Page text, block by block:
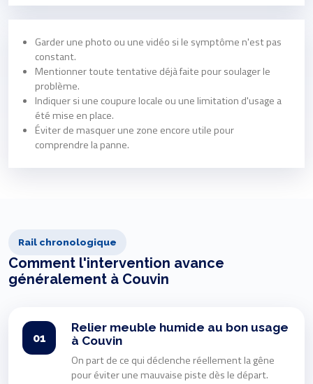
Garder une photo ou une vidéo si le symptôme n'est pas
constant.
Mentionner toute tentative déjà faite pour soulager le
problème.
Indiquer si une coupure locale ou une limitation d'usage a
été mise en place.
Éviter de masquer une zone encore utile pour
comprendre la panne.
Rail chronologique
Comment l'intervention avance
généralement à Couvin
01
Relier meuble humide au bon usage
à Couvin
On part de ce qui déclenche réellement la gêne
pour éviter une mauvaise piste dès le départ.